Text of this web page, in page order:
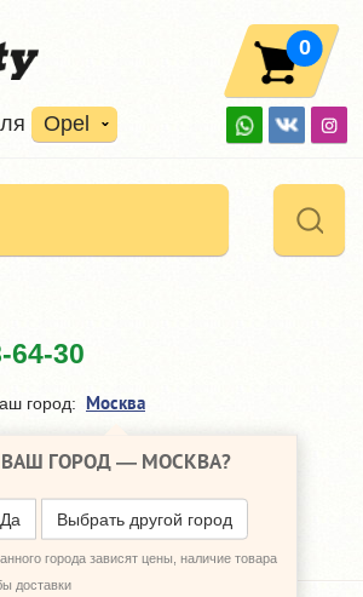
Opel
0
64-30
город: Москва
ВАШ ГОРОД — МОСКВА?
Да Выбрать другой город
города зависят цены, наличие товара
доставки
поставщики Akom